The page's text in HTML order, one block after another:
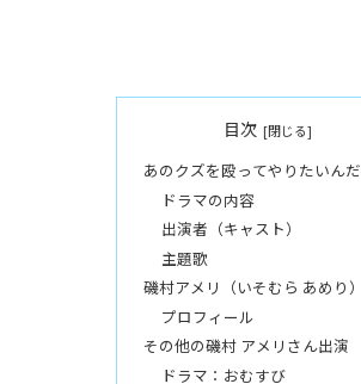
目次
あのクズを殴ってやりたいんだ
ドラマの内容
出演者（キャスト）
主題歌
磯村アメリ（いそむら あめり）
プロフィール
その他の磯村 アメリさん出演
ドラマ：おむすび